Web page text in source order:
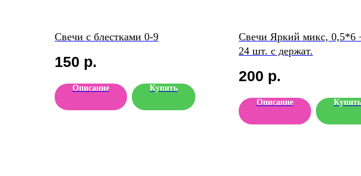
Свечи с блестками 0-9
150 р.
Описание Купить
Свечи Яркий микс, 0,5*6
24 шт. с держат.
200 р.
Описание Купить